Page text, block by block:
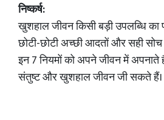
निष्कर्ष:
खुशहाल जीवन किसी बड़ी उपलब्धि का
छोटी-छोटी अच्छी आदतों और सही
इन 7 नियमों को अपने जीवन में अपनाते
संतुष्ट और खुशहाल जीवन जी सकते हैं।